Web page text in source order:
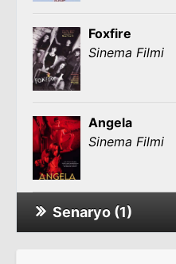
Foxfire
Sinema Filmi
Angela
Sinema Filmi
Senaryo (1)